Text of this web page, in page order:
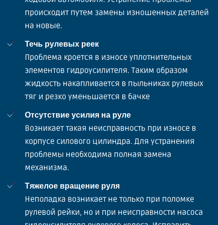
происходит путем замены изношенных деталей
на новые.
Течь рулевых реек
Проблема кроется в износе уплотнительных
элементов гидроусилителя. Таким образом
жидкость накапливается в пыльниках рулевых
тяг и резко уменьшается в бачке
Отсутствие усилия на руле
Возникает такая неисправность при износе в
корпусе силового цилиндра. Для устранения
проблемы необходима полная замена
механизма.
Тяжелое вращение руля
Неполадка возникает не только при поломке
рулевой рейки, но и при неисправности насоса